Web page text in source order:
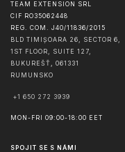
TEAM EXTENSION SRL
CIF RO35062448
REG. COM. J40/11836/2015
BLD TIMIȘOARA 26, SECTOR 6,
1ST FLOOR, SUITE 127,
BUKUREŠŤ , 061331
RUMUNSKO
+1 650 272 3939
MON-FRI 09:00-18:00 EET
SPOJIT SE S NÁMI